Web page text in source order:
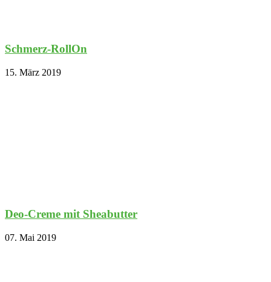
Schmerz-RollOn
15. März 2019
Deo-Creme mit Sheabutter
07. Mai 2019